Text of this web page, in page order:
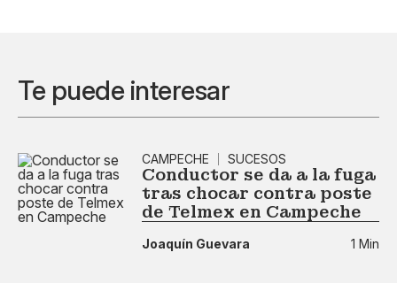
Te puede interesar
CAMPECHE SUCESOS
Conductor se da a la fuga
tras chocar contra poste
de Telmex en Campeche
Joaquín Guevara 1 Min